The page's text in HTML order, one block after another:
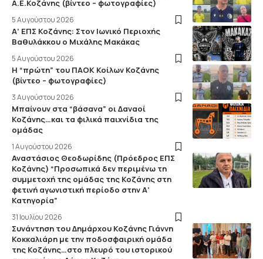
Α.Ε.Κοζάνης (βίντεο – φωτογραφίες)
5 Αυγούστου 2026
Α’ ΕΠΣ Κοζάνης: Στον Ιωνικό Περιοχής
Βαθυλάκκου ο Μιχάλης Μακάκας
5 Αυγούστου 2026
Η “πρώτη” του ΠΑΟΚ Κοίλων Κοζάνης
(βίντεο – φωτογραφίες)
3 Αυγούστου 2026
Μπαίνουν στα “βάσανα” οι Δαναοί
Κοζάνης…και τα φιλικά παιχνίδια της
ομάδας
1 Αυγούστου 2026
Αναστάσιος Θεοδωρίδης (Πρόεδρος ΕΠΣ
Κοζάνης) “Προσωπικά δεν περιμένω τη
συμμετοχή της ομάδας της Κοζάνης στη
φετινή αγωνιστική περίοδο στην Α’
Κατηγορία”
31 Ιουλίου 2026
Συνάντηση του Δημάρχου Κοζάνης Γιάννη
Κοκκαλιάρη με την ποδοσφαιρική ομάδα
της Κοζάνης…στο πλευρό του ιστορικού